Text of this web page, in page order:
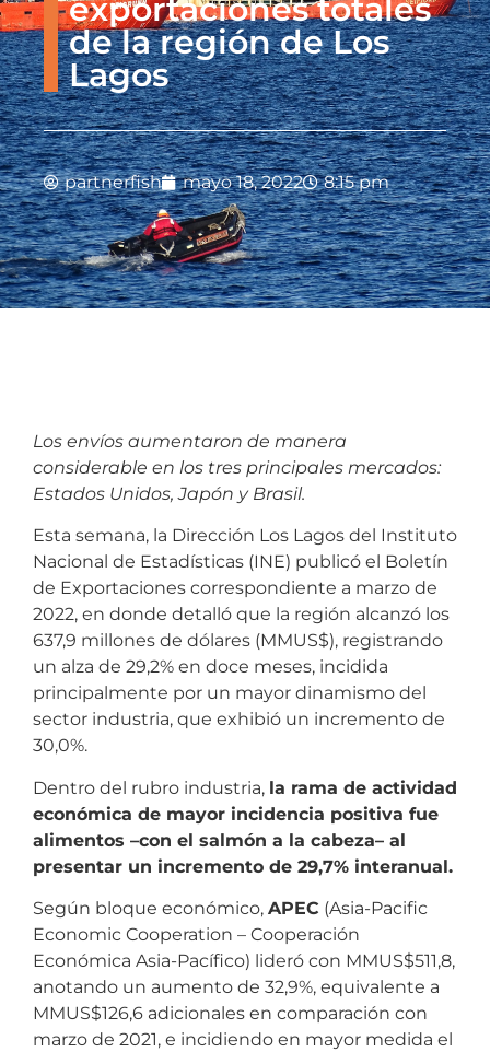
exportaciones totales
de la región de Los
Lagos
partnerfish mayo 18, 2022 8:15 pm
Los envíos aumentaron de manera
considerable en los tres principales mercados:
Estados Unidos, Japón y Brasil.
Esta semana, la Dirección Los Lagos del Instituto
Nacional de Estadísticas (INE) publicó el Boletín
de Exportaciones correspondiente a marzo de
2022, en donde detalló que la región alcanzó los
637,9 millones de dólares (MMUS$), registrando
un alza de 29,2% en doce meses, incidida
principalmente por un mayor dinamismo del
sector industria, que exhibió un incremento de
30,0%.
Dentro del rubro industria, la rama de actividad
económica de mayor incidencia positiva fue
alimentos –con el salmón a la cabeza– al
presentar un incremento de 29,7% interanual.
Según bloque económico, APEC (Asia-Pacific
Economic Cooperation – Cooperación
Económica Asia-Pacífico) lideró con MMUS$511,8,
anotando un aumento de 32,9%, equivalente a
MMUS$126,6 adicionales en comparación con
marzo de 2021, e incidiendo en mayor medida el